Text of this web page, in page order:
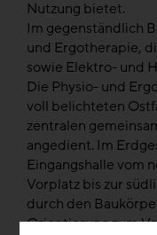
Nutzung bietet.
Im gegenständlich
und Ergotherapie,
sowie Elektro- und
Die Physio- und
voll belichteten
zentralen
angedient. Im
Eingangshalle vom
Vorplatz bis zur
durch den
Orientierung zum